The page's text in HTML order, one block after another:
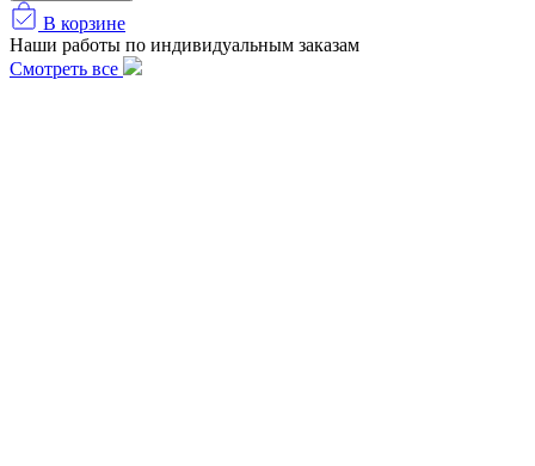
В корзине
Наши работы по индивидуальным заказам
Смотреть все